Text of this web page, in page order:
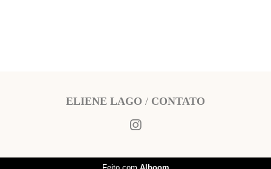
ELIENE LAGO / CONTATO